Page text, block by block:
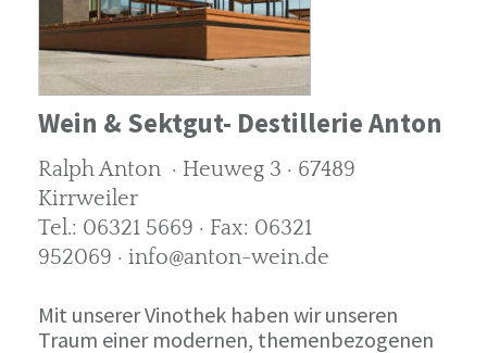
Wein & Sektgut- Destillerie Anton
Ralph Anton · Heuweg 3 · 67489
Kirrweiler
Tel.: 06321 5669 · Fax: 06321
952069 · info@anton-wein.de
Mit unserer Vinothek haben wir unseren
Traum einer modernen, themenbezogenen